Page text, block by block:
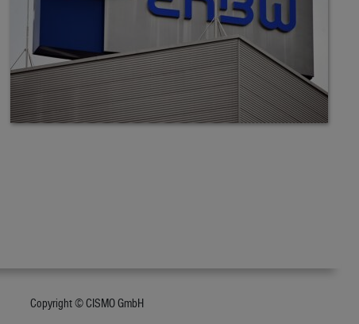
Copyright © CISMO GmbH